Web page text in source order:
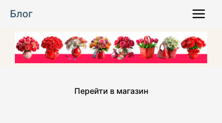
Блог
Menu
Перейти в магазин